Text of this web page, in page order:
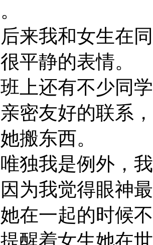
。
后来我和女生在
很平静的表情。
班上还有不少同
亲密友好的联系
她搬东西。
唯独我是例外，
因为我觉得眼神
她在一起的时候
提醒着女生她在